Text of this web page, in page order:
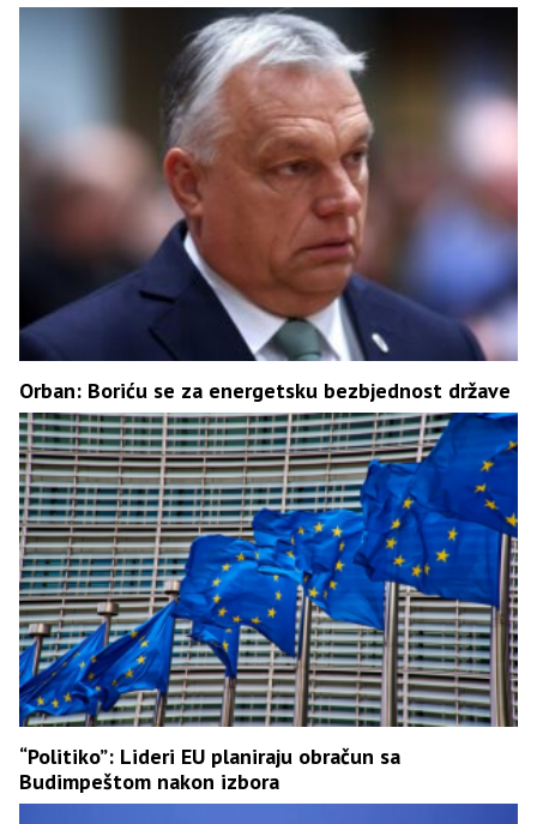
Orban: Boriću se za energetsku bezbjednost države
“Politiko”: Lideri EU planiraju obračun sa
Budimpeštom nakon izbora